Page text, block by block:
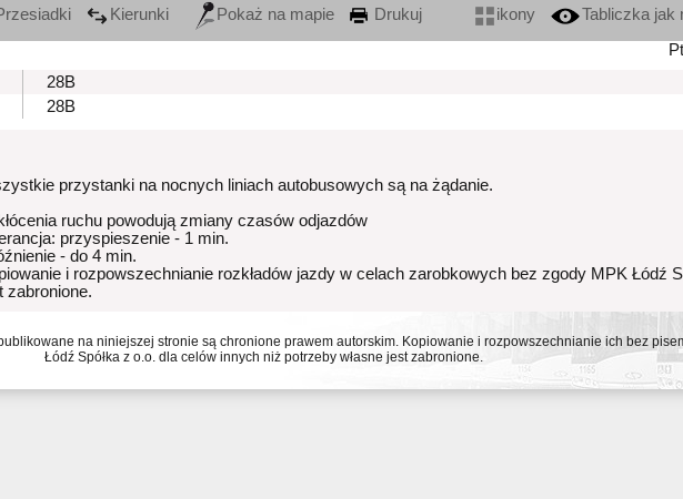
Kierunki Pokaż na mapie Drukuj ikony
Tabliczka jak
28B
28B
przystanki na nocnych liniach autobusowych są na żądanie.
ruchu powodują zmiany czasów odjazdów
przyspieszenie - 1 min.
- do 4 min.
i rozpowszechnianie rozkładów jazdy w celach zarobkowych bez zgody MPK Łódź
zabronione.
na niniejszej stronie są chronione prawem autorskim. Kopiowanie i rozpowszechnianie ich bez
Łódź Spółka z o.o. dla celów innych niż potrzeby własne jest zabronione.